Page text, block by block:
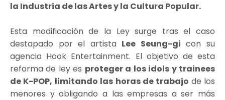
la Industria de las Artes y la Cultura Popular.
Esta modificación de la Ley surge tras el caso
destapado por el artista Lee Seung-gi con su
agencia Hook Entertainment. El objetivo de esta
reforma de ley es proteger a los idols y trainees
de K-POP, limitando las horas de trabajo de los
menores y obligando a las empresas a ser más